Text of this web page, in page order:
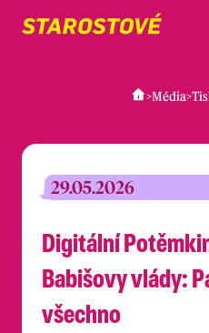
>Média>
29.05.2026
Digitální
Babišovy vlády:
všechno